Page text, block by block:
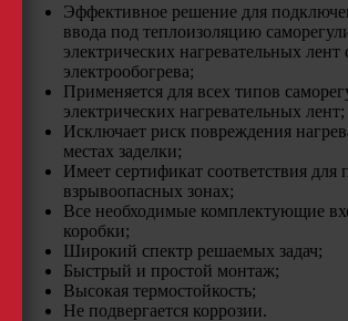
Эффективное решение для
ввода под теплоизоляцию
электрических нагревательных лент
электрообогрева;
Применяется для всех типов
электрических нагревательных лент;
Исключает риск повреждения
местах заделки;
Имеет сертификат соответствия для
взрывоопасных зонах;
Все необходимые комплектующие
коробки;
Широкий спектр решаемых задач;
Быстрый и простой монтаж;
Высокая термостойкость;​
Не подвергается коррозии.